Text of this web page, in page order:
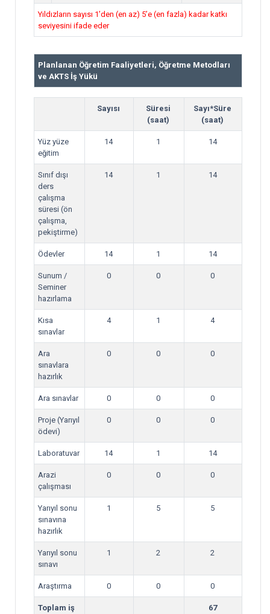
Yıldızların sayısı 1’den (en az) 5’e (en fazla) kadar katkı
seviyesini ifade eder
Planlanan Öğretim Faaliyetleri, Öğretme Metodları
ve AKTS İş Yükü
Sayısı
Süresi
(saat)
Sayı*Süre
(saat)
Yüz yüze
eğitim
14 1 14
Sınıf dışı
ders
çalışma
süresi (ön
çalışma,
pekiştirme)
14 1 14
Ödevler 14 1 14
Sunum /
Seminer
hazırlama
0 0 0
Kısa
sınavlar
4 1 4
Ara
sınavlara
hazırlık
0 0 0
Ara sınavlar 0 0 0
Proje (Yarıyıl
ödevi)
0 0 0
Laboratuvar 14 1 14
Arazi
çalışması
0 0 0
Yarıyıl sonu
sınavına
hazırlık
1 5 5
Yarıyıl sonu
sınavı
1 2 2
Araştırma 0 0 0
Toplam iş
67